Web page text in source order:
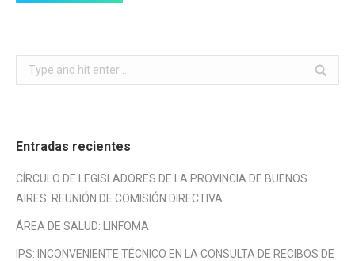
Search:
Entradas recientes
CÍRCULO DE LEGISLADORES DE LA PROVINCIA DE BUENOS
AIRES: REUNIÓN DE COMISIÓN DIRECTIVA
ÁREA DE SALUD: LINFOMA
IPS: INCONVENIENTE TÉCNICO EN LA CONSULTA DE RECIBOS DE